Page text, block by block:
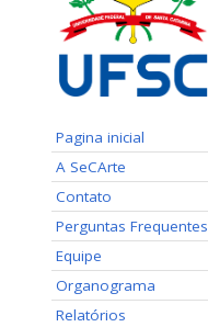
Pagina inicial
A SeCArte
Contato
Perguntas Frequentes
Equipe
Organograma
Relatórios